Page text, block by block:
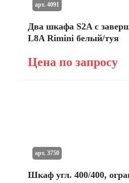
Два шкафа S2A с
L8A Rimini белый/туя
Цена по запросу
арт. 4091
Шкаф угл. 400/400,
арт. 3750